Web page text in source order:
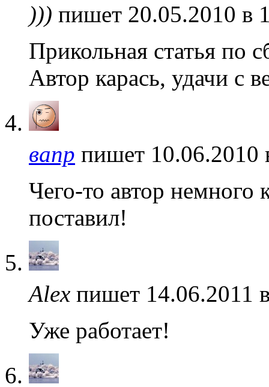
))) пишет 20.05.2010 в
Прикольная статья по
Автор карась, удачи с
вапр пишет 10.06.2010
Чего-то автор
поставил!
Alex пишет 14.06.2011
Уже работает!